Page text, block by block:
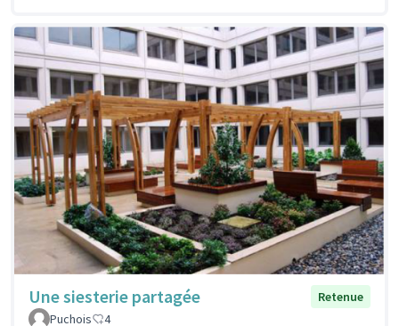
Une siesterie partagée
Retenue
Puchois
4